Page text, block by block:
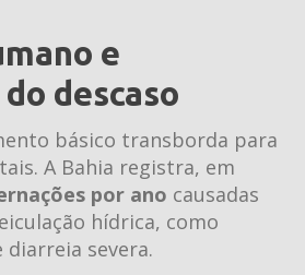
e
descaso
básico transborda para
A Bahia registra, em
por ano causadas
hídrica, como
severa.